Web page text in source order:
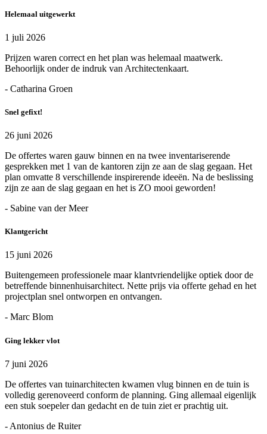
Helemaal uitgewerkt
1 juli 2026
Prijzen waren correct en het plan was helemaal maatwerk.
Behoorlijk onder de indruk van Architectenkaart.
- Catharina Groen
Snel gefixt!
26 juni 2026
De offertes waren gauw binnen en na twee inventariserende
gesprekken met 1 van de kantoren zijn ze aan de slag gegaan. Het
plan omvatte 8 verschillende inspirerende ideeën. Na de beslissing
zijn ze aan de slag gegaan en het is ZO mooi geworden!
- Sabine van der Meer
Klantgericht
15 juni 2026
Buitengemeen professionele maar klantvriendelijke optiek door de
betreffende binnenhuisarchitect. Nette prijs via offerte gehad en het
projectplan snel ontworpen en ontvangen.
- Marc Blom
Ging lekker vlot
7 juni 2026
De offertes van tuinarchitecten kwamen vlug binnen en de tuin is
volledig gerenoveerd conform de planning. Ging allemaal eigenlijk
een stuk soepeler dan gedacht en de tuin ziet er prachtig uit.
- Antonius de Ruiter